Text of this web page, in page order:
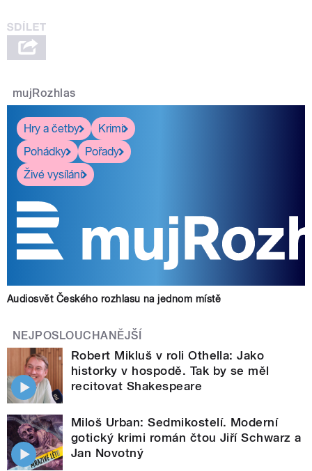
mujRozhlas
Hry a četby
Krimi
Pohádky
Pořady
Živé vysílání
Audiosvět Českého rozhlasu na jednom místě
NEJPOSLOUCHANĚJŠÍ
Robert Mikluš v roli Othella: Jako
historky v hospodě. Tak by se měl
recitovat Shakespeare
Miloš Urban: Sedmikostelí. Moderní
gotický krimi román čtou Jiří Schwarz a
Jan Novotný